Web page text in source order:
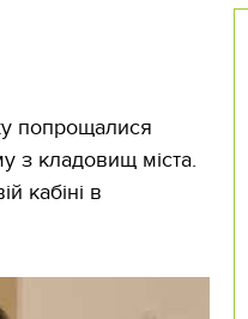
попрощалися
з кладовищ міста.
кабіні в